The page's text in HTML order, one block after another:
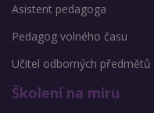
Asistent pedagoga
Pedagog volného času
Učitel odborných předmětů
Školení na míru